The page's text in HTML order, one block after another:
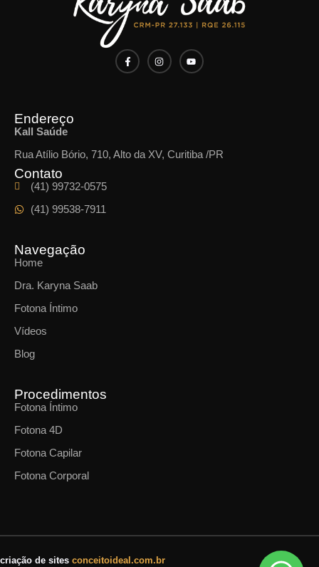
Endereço
Kall Saúde
Rua Atílio Bório, 710, Alto da XV, Curitiba /PR
Contato
(41) 99732-0575
(41) 99538-7911
Navegação
Home
Dra. Karyna Saab
Fotona Íntimo
Vídeos
Blog
Procedimentos
Fotona Íntimo
Fotona 4D
Fotona Capilar
Fotona Corporal
criação de sites conceitoideal.com.br